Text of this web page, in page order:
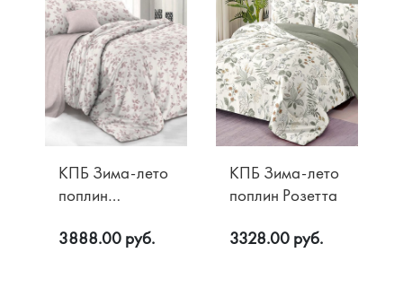
КПБ Зима-лето
поплин
3888.00 руб.
КПБ Зима-лето
поплин Розетта
3328.00 руб.